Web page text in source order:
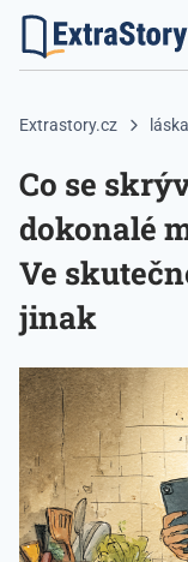
Extrastory.cz láska
Co se
dokonalé
Ve
jinak